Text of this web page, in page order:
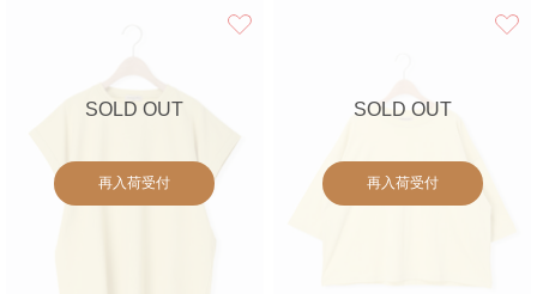
SOLD OUT
再入荷受付
SOLD OUT
再入荷受付